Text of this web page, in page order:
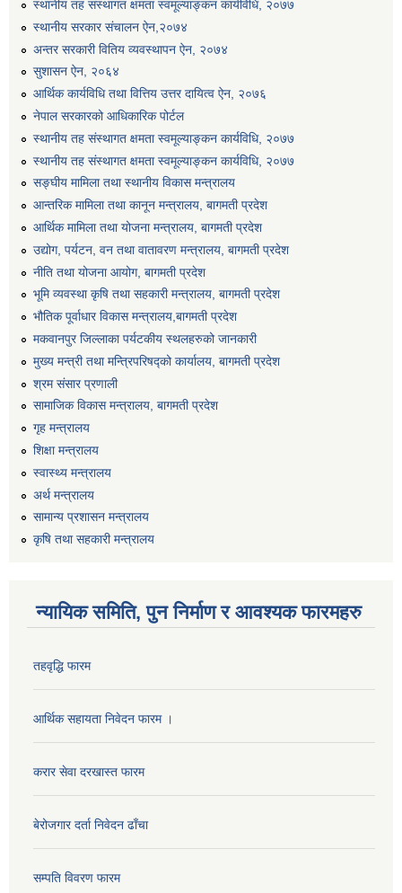
स्थानीय तह संस्थागत क्षमता स्वमूल्याङ्कन कार्यविधि, २०७७
स्थानीय सरकार संचालन ऐन,२०७४
अन्तर सरकारी वितिय व्यवस्थापन ऐन, २०७४
सुशासन ऐन, २०६४
आर्थिक कार्यविधि तथा वित्तिय उत्तर दायित्व ऐन, २०७६
नेपाल सरकारको आधिकारिक पोर्टल
स्थानीय तह संस्थागत क्षमता स्वमूल्याङ्कन कार्यविधि, २०७७
स्थानीय तह संस्थागत क्षमता स्वमूल्याङ्कन कार्यविधि, २०७७
सङ्घीय मामिला तथा स्थानीय विकास मन्त्रालय
आन्तरिक मामिला तथा कानून मन्त्रालय, बागमती प्रदेश
आर्थिक मामिला तथा योजना मन्त्रालय, बागमती प्रदेश
उद्योग, पर्यटन, वन तथा वातावरण मन्त्रालय, बागमती प्रदेश
नीति तथा योजना आयोग, बागमती प्रदेश
भूमि व्यवस्था कृषि तथा सहकारी मन्त्रालय, बागमती प्रदेश
भौतिक पूर्वाधार विकास मन्त्रालय,बागमती प्रदेश
मकवानपुर जिल्लाका पर्यटकीय स्थलहरुको जानकारी
मुख्य मन्त्री तथा मन्त्रिपरिषद्को कार्यालय, बागमती प्रदेश
श्रम संसार प्रणाली
सामाजिक विकास मन्त्रालय, बागमती प्रदेश
गृह मन्त्रालय
शिक्षा मन्त्रालय
स्वास्थ्य मन्त्रालय
अर्थ मन्त्रालय
सामान्य प्रशासन मन्त्रालय
कृषि तथा सहकारी मन्त्रालय
न्यायिक समिति, पुन निर्माण र आवश्यक फारमहरु
तहवृद्धि फारम
आर्थिक सहायता निवेदन फारम ।
करार सेवा दरखास्त फारम
बेरोजगार दर्ता निवेदन ढाँचा
सम्पति विवरण फारम